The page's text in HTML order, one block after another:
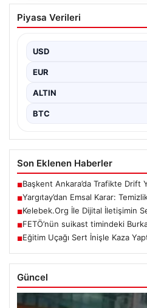
Yargıtay’dan Emsal
Yargıtay 2. Hukuk Dairesi,
Piyasa Verileri
USD
EUR
ALTIN
BTC
Son Eklenen Haberler
■Başkent Ankara’da Trafikte Drift
■Yargıtay’dan Emsal Karar:
■Kelebek.Org İle Dijital İletişimin
■FETÖ’nün suikast timindeki
■Eğitim Uçağı Sert İnişle Kaza
Güncel